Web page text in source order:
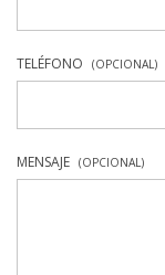
TELÉFONO (OPCIONAL)
MENSAJE (OPCIONAL)